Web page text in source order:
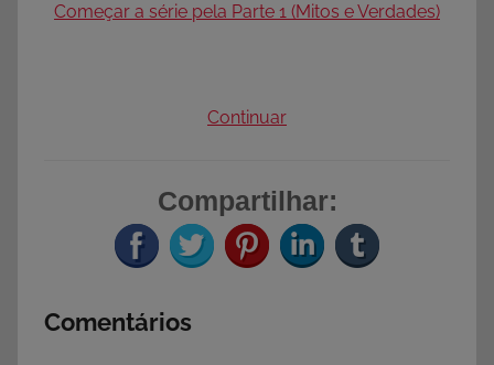
Começar a série pela Parte 1 (Mitos e Verdades)
Continuar
Compartilhar:
Comentários